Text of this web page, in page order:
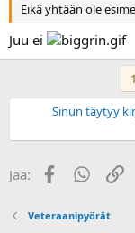
Eikä yhtään ole
Juu ei
Sinun täytyy
Jaa: Facebook
Veteraanipyörät